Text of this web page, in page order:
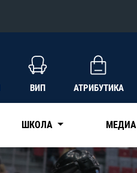
ВИП АТРИБУТИКА
ШКОЛА МЕДИА